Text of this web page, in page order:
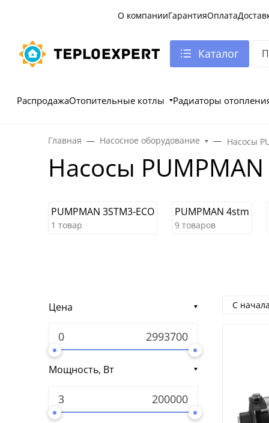
О компанииГарантияОплата
Каталог
РаспродажаОтопительные котлы Радиаторы
Главная Насосное оборудование Насосы
Насосы PUMPMAN
PUMPMAN 3STM3-ECO
1 товар
PUMPMAN 4stm
9 товаров
Цена
Мощность, Вт
С